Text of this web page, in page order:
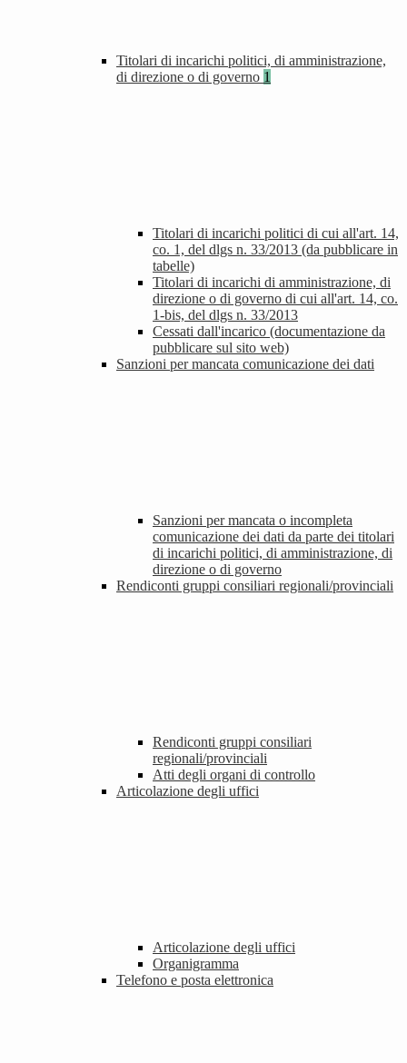
Titolari di incarichi politici, di amministrazione,
di direzione o di governo 1
Titolari di incarichi politici di cui all'art. 14,
co. 1, del dlgs n. 33/2013 (da pubblicare in
tabelle)
Titolari di incarichi di amministrazione, di
direzione o di governo di cui all'art. 14, co.
1-bis, del dlgs n. 33/2013
Cessati dall'incarico (documentazione da
pubblicare sul sito web)
Sanzioni per mancata comunicazione dei dati
Sanzioni per mancata o incompleta
comunicazione dei dati da parte dei titolari
di incarichi politici, di amministrazione, di
direzione o di governo
Rendiconti gruppi consiliari regionali/provinciali
Rendiconti gruppi consiliari
regionali/provinciali
Atti degli organi di controllo
Articolazione degli uffici
Articolazione degli uffici
Organigramma
Telefono e posta elettronica